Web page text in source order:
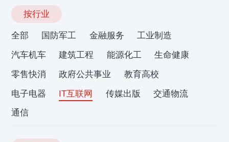
按行业
全部 国防军工 金融服务
工业制造
汽车机车
建筑工程 能源化工
生命健康
零售快消
政府公共事业
教育高校
电子电器
IT互联网 传媒出版
交通物流
通信